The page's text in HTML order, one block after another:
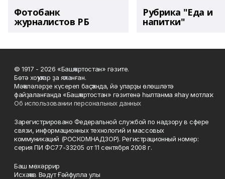
Фотобанк
журналистов РБ
Рубрика "Еда и
напитки"
© 1917 - 2026 «Башҡортостан» гәзите.
Бөтә хоҡуҡтар ҙа яҡланған.
Мәҡәләләрҙе күсереп баҫҡанда, йә уларҙы өлөшләтә
файҙаланғанда «Башҡортостан» гәзитенә һылтанма яһау мотлаҡ.
Об использовании персональных данных
Зарегистрировано Федеральной службой по надзору в сфере
связи, информационных технологий и массовых
коммуникаций (РОСКОМНАДЗОР). Регистрационный номер:
серия ПИ ФС77-33205 от 11 сентября 2008 г.
Баш мөхәррир
Исхаҡов Вәдүт Ғәйфулла улы